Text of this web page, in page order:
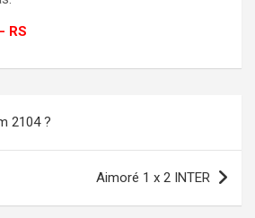
RS
2104 ?
Aimoré 1 x 2 INTER